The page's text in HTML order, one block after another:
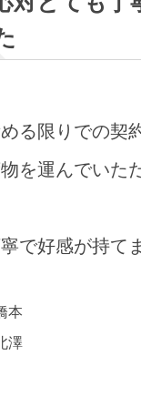
る限りでの契
を運んでいた
で好感が持て
本
澤